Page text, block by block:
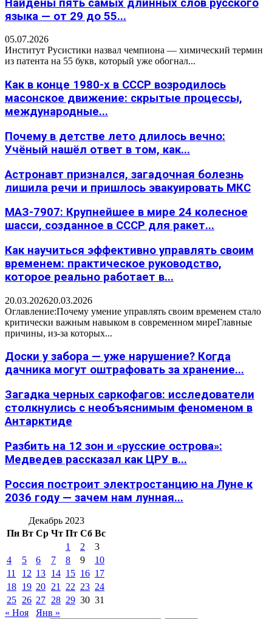
Найдены пять самых длинных слов русского
языка — от 29 до 55...
05.07.2026
Институт Русистики назвал чемпиона — химический термин
из патента на 55 букв, который уже обогнал...
Как в конце 1980-х в СССР возродилось
масонское движение: скрытые процессы,
международные...
Почему в детстве лето длилось вечно:
Учёный нашёл ответ в том, как...
Астронавт признался, загадочная болезнь
лишила речи и пришлось эвакуировать МКС
МАЗ-7907: Крупнейшее в мире 24 колесное
шасси, созданное в СССР для ракет...
Как научиться эффективно управлять своим
временем: практическое руководство,
которое реально работает в...
20.03.202620.03.2026
Оглавление:Почему умение управлять своим временем стало
критически важным навыком в современном миреГлавные
причины, из-за которых...
Доски у забора — уже нарушение? Когда
дачника могут оштрафовать за хранение...
Загадка черных саркофагов: исследователи
столкнулись с необъяснимым феноменом в
Антарктиде
Разбить на 12 зон и «русские острова»:
Медведев рассказал как ЦРУ в...
Россия построит электростанцию на Луне к
2036 году — зачем нам лунная...
Декабрь 2023
Пн Вт Ср Чт Пт Сб Вс
1
2
3
4
5 6 7 8 9
10
11
12 13 14 15 16 17
18 19 20 21 22 23 24
25 26 27 28 29 30 31
« Ноя
Янв »